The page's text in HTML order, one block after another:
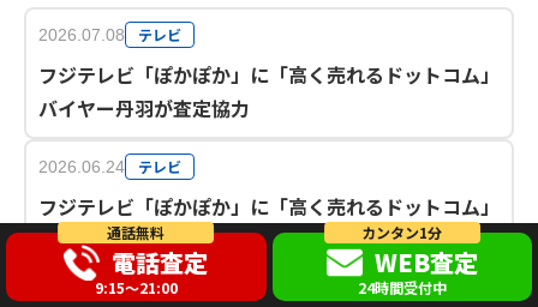
通話無料
電話査定
9:15～21:00
カンタン1分
WEB査定
24時間受付中
2026.07.08 テレビ
フジテレビ「ぽかぽか」に「高く売れるドットコム」
バイヤー丹羽が査定協力
2026.06.24 テレビ
フジテレビ「ぽかぽか」に「高く売れるドットコム」
バイヤー丹羽が査定協力
2026.06.20 テレビ